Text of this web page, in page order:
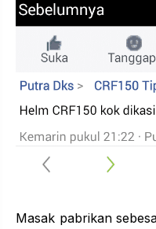
Masak pabrikan